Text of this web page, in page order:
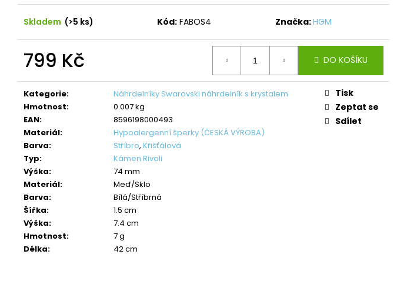
Skladem (>5 ks) Kód: FABOS4 Značka:HGM
799 Kč
cena:
DO KOŠÍKU
Kategorie:
Náhrdelníky Swarovski náhrdelník s krystalem
Hmotnost:
0.007 kg
EAN:
8596198000493
Materiál:
Hypoalergenní šperky (ČESKÁ VÝROBA)
Barva: Stříbro, Křišťálová
Typ:
Kámen Rivoli
Výška:
74 mm
Materiál:
Meď/Sklo
Barva:
Bílá/Stříbrná
Šířka:
1.5 cm
Výška:
7.4 cm
Hmotnost:
7 g
Délka: 42 cm
Tisk
Zeptat se
Sdílet
NÁHRDELNÍK ANDĚL ŠTĚSTÍ LIGHT
420 Kč
Původně:699 Kč